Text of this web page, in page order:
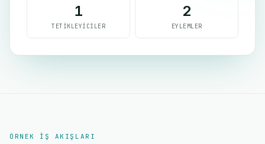
1
TETIKLEYICILER
2
EYLEMLER
ÖRNEK IŞ AKIŞLARI